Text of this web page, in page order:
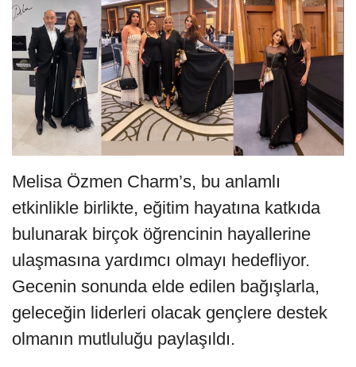
Melisa Özmen Charm’s, bu anlamlı
etkinlikle birlikte, eğitim hayatına katkıda
bulunarak birçok öğrencinin hayallerine
ulaşmasına yardımcı olmayı hedefliyor.
Gecenin sonunda elde edilen bağışlarla,
geleceğin liderleri olacak gençlere destek
olmanın mutluluğu paylaşıldı.